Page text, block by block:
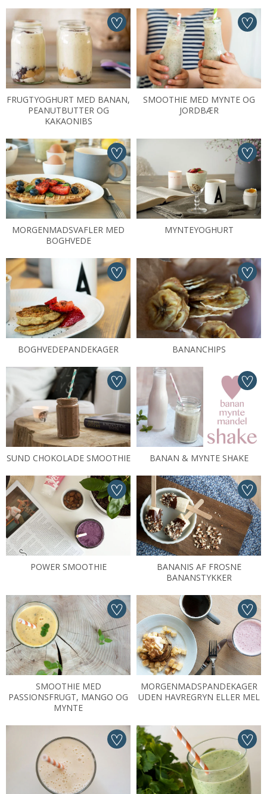
FRUGTYOGHURT MED BANAN,
PEANUTBUTTER OG
KAKAONIBS
SMOOTHIE MED MYNTE OG
JORDBÆR
MORGENMADSVAFLER MED
BOGHVEDE
MYNTEYOGHURT
BOGHVEDEPANDEKAGER BANANCHIPS
SUND CHOKOLADE SMOOTHIE BANAN & MYNTE SHAKE
POWER SMOOTHIE
BANANIS AF FROSNE
BANANSTYKKER
SMOOTHIE MED
PASSIONSFRUGT, MANGO OG
MYNTE
MORGENMADSPANDEKAGER
UDEN HAVREGRYN ELLER MEL